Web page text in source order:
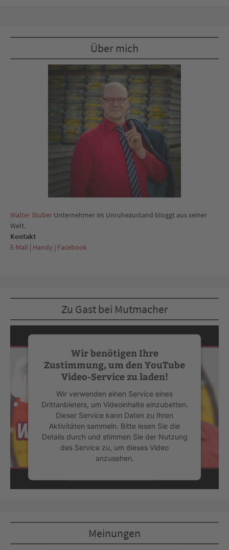
Über mich
Walter Stuber Unternehmer im Unruhezustand bloggt aus seiner
Welt.
Kontakt
E-Mail | Handy | Facebook
Zu Gast bei Mutmacher
Wir benötigen Ihre
Zustimmung, um den YouTube
Video-Service zu laden!
Wir verwenden einen Service eines
Drittanbieters, um Videoinhalte einzubetten.
Dieser Service kann Daten zu Ihren
Aktivitäten sammeln. Bitte lesen Sie die
Details durch und stimmen Sie der Nutzung
des Service zu, um dieses Video
anzusehen.
Mehr Informationen
powered byUsercentrics Consent
Management Platform&eRecht24
Meinungen